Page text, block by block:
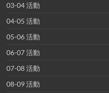
03-04 活動
04-05 活動
05-06 活動
06-07 活動
07-08 活動
08-09 活動